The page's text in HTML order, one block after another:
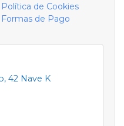
Política de Cookies
Formas de Pago
42 Nave K